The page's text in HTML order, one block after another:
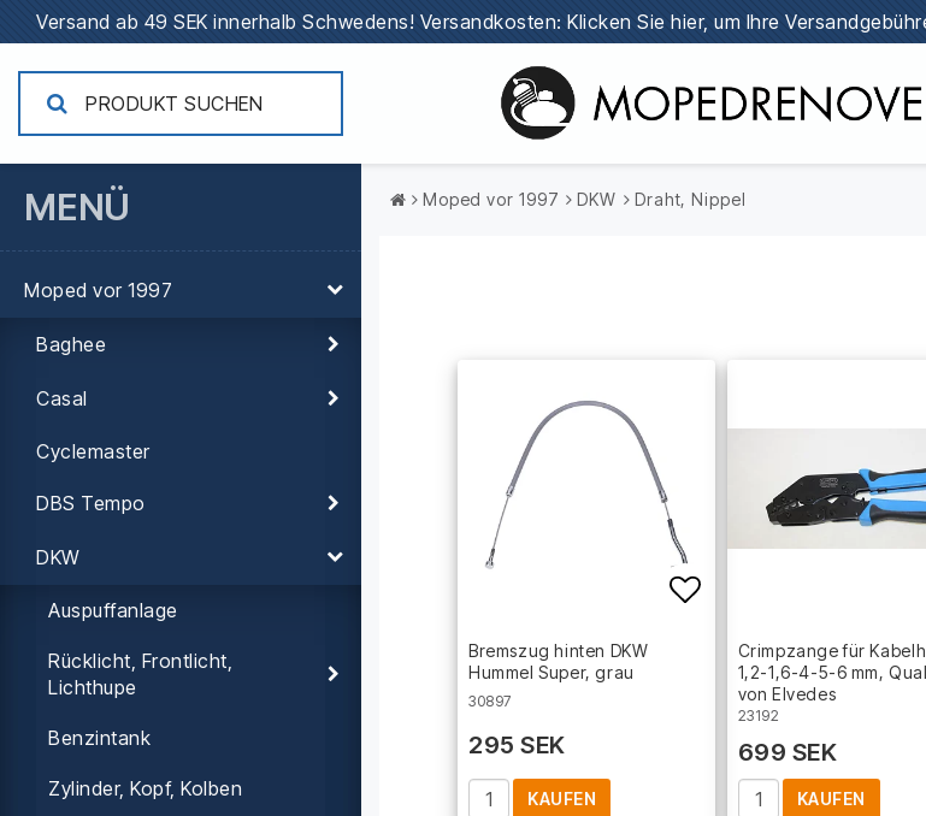
Versand ab 49 SEK innerhalb Schwedens! Versandkosten: Klicken Sie hier, um Ihre
MENÜ
Moped vor 1997
Baghee
Casal
Cyclemaster
DBS Tempo
DKW
Auspuffanlage
Rücklicht, Frontlicht,
Lichthupe
Benzintank
Zylinder, Kopf, Kolben
Moped vor 1997 DKW Draht, Nippel
Add to list of
Bremszug hinten DKW
Hummel Super, grau
30897
295 SEK
KAUFEN
Crimpzange für
1,2-1,6-4-5-6 mm,
von Elvedes
23192
699 SEK
KAUFEN